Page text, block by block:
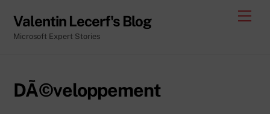
content
Valentin Lecerf's Blog
Microsoft Expert Stories
DÃ©veloppement